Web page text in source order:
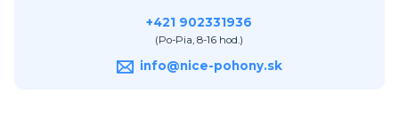
+421 902331936
(Po-Pia, 8-16 hod.)
info@nice-pohony.sk